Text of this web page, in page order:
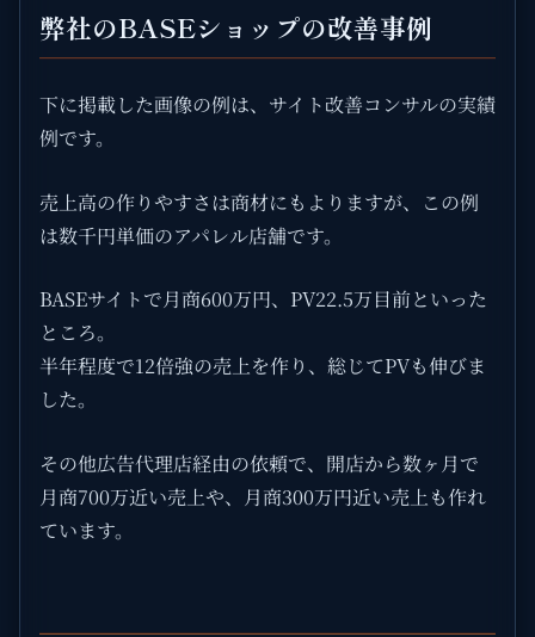
弊社のBASEショップの改善事例
下に掲載した画像の例は、サイト改善コンサルの実績
例です。
売上高の作りやすさは商材にもよりますが、この例
は数千円単価のアパレル店舗です。
BASEサイトで月商600万円、PV22.5万目前といった
ところ。
半年程度で12倍強の売上を作り、総じてPVも伸びま
した。
その他広告代理店経由の依頼で、開店から数ヶ月で
月商700万近い売上や、月商300万円近い売上も作れ
ています。